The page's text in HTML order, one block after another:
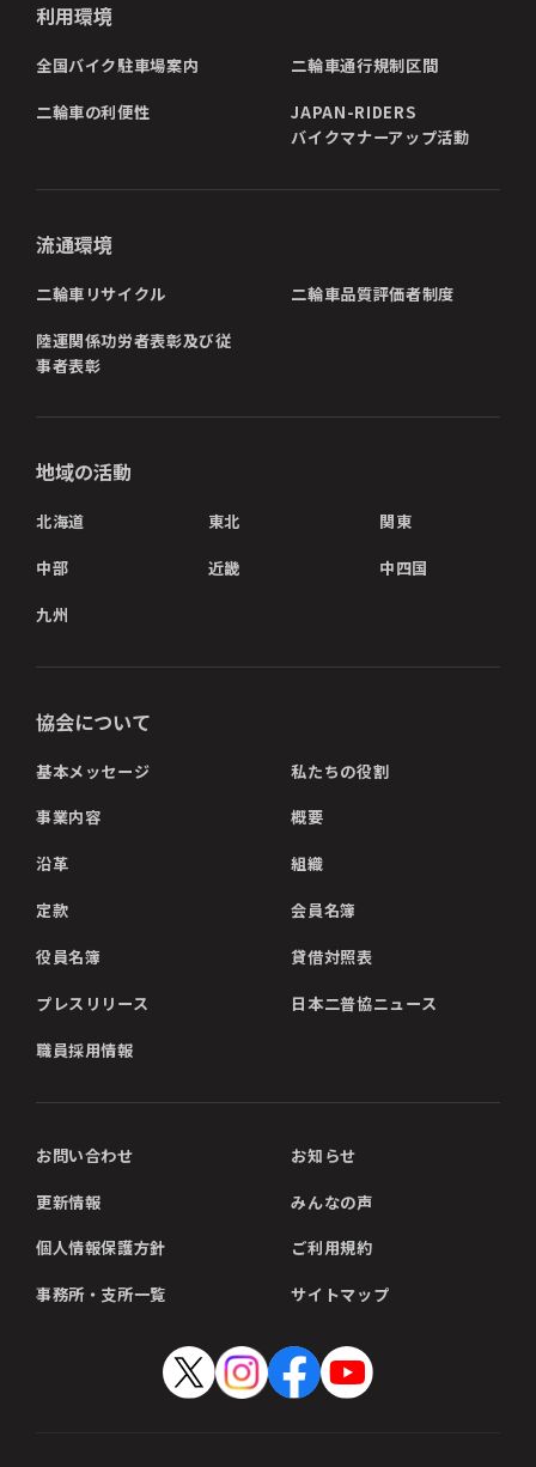
利用環境
全国バイク駐車場案内 二輪車通行規制区間
二輪車の利便性
JAPAN-RIDERS
バイクマナーアップ活動
流通環境
二輪車リサイクル 二輪車品質評価者制度
陸運関係功労者表彰及び従
事者表彰
地域の活動
北海道 東北 関東
中部 近畿 中四国
九州
協会について
基本メッセージ 私たちの役割
事業内容 概要
沿革 組織
定款 会員名簿
役員名簿 貸借対照表
プレスリリース 日本二普協ニュース
職員採用情報
お問い合わせ お知らせ
更新情報 みんなの声
個人情報保護方針 ご利用規約
事務所・支所一覧 サイトマップ